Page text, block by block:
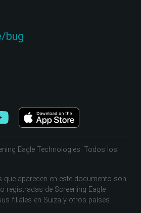
bug
Eagle Technologies. Todos los
aparecen en este documento son
registradas de Screening Eagle
filiales en Suiza y otros países.